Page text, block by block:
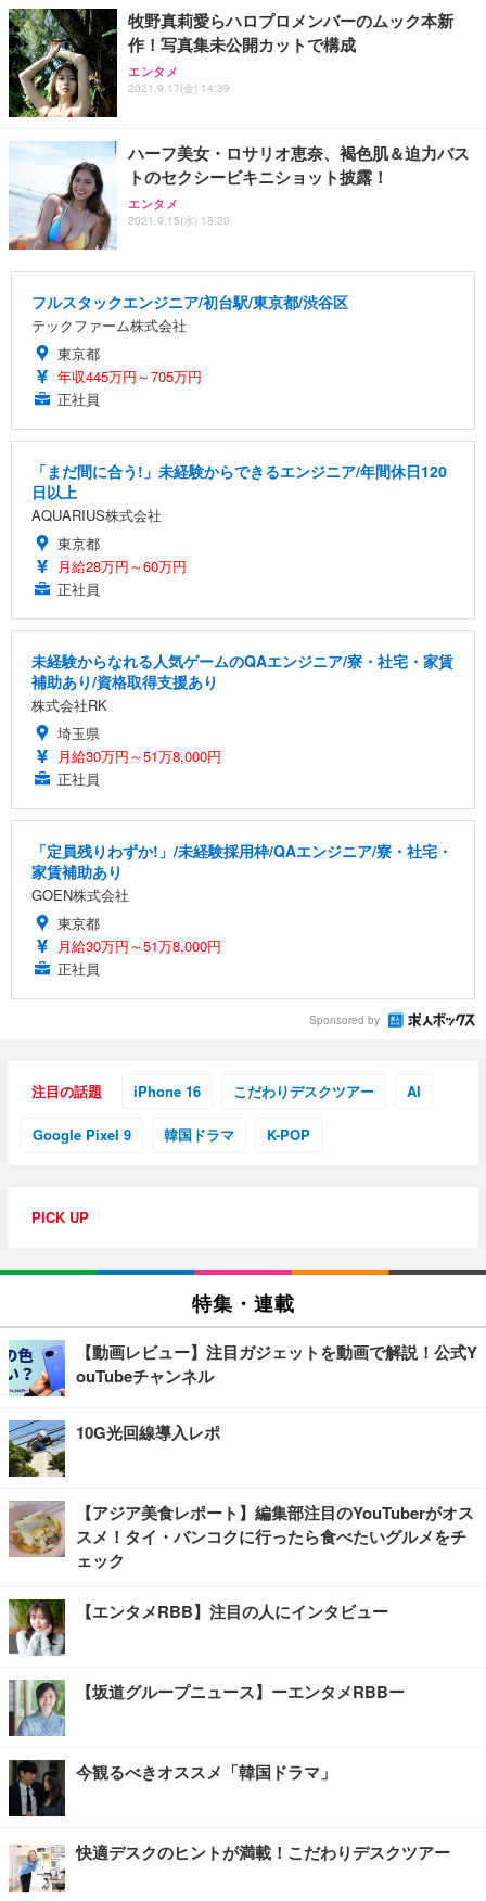
牧野真莉愛らハロプロメンバーのムック本新
作！写真集未公開カットで構成
エンタメ
2021.9.17(金) 14:39
ハーフ美女・ロサリオ恵奈、褐色肌＆迫力バス
トのセクシービキニショット披露！
エンタメ
2021.9.15(水) 18:20
フルスタックエンジニア/初台駅/東京都/渋谷区
テックファーム株式会社
東京都
年収445万円～705万円
正社員
「まだ間に合う!」未経験からできるエンジニア/年間休日120
日以上
AQUARIUS株式会社
東京都
月給28万円～60万円
正社員
未経験からなれる人気ゲームのQAエンジニア/寮・社宅・家賃
補助あり/資格取得支援あり
株式会社RK
埼玉県
月給30万円～51万8,000円
正社員
「定員残りわずか!」/未経験採用枠/QAエンジニア/寮・社宅・
家賃補助あり
GOEN株式会社
東京都
月給30万円～51万8,000円
正社員
Sponsored by
注目の話題 iPhone 16 こだわりデスクツアー AI
Google Pixel 9 韓国ドラマ K-POP
PICK UP
特集・連載
【動画レビュー】注目ガジェットを動画で解説！公式Y
ouTubeチャンネル
10G光回線導入レポ
【アジア美食レポート】編集部注目のYouTuberがオス
スメ！タイ・バンコクに行ったら食べたいグルメをチ
ェック
【エンタメRBB】注目の人にインタビュー
【坂道グループニュース】ーエンタメRBBー
今観るべきオススメ「韓国ドラマ」
快適デスクのヒントが満載！こだわりデスクツアー